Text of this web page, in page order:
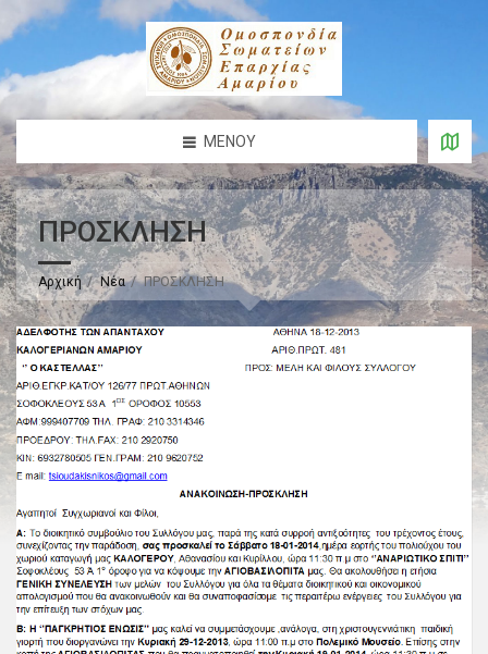
ΜΕΝΟΎ
ΠΡΟΣΚΛΗΣΗ
Αρχική Νέα ΠΡΟΣΚΛΗΣΗ